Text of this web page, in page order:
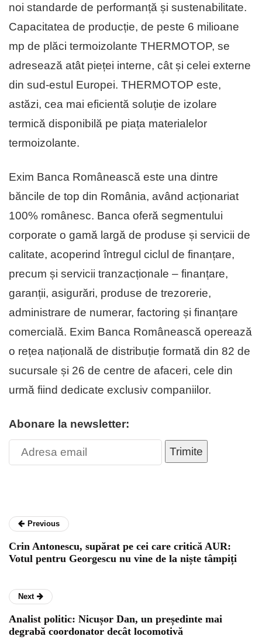
noi standarde de performanță și sustenabilitate.
Capacitatea de producție, de peste 6 milioane
mp de plăci termoizolante THERMOTOP, se
adresează atât pieței interne, cât și celei externe
din sud-estul Europei. THERMOTOP este,
astăzi, cea mai eficientă soluție de izolare
termică disponibilă pe piața materialelor
termoizolante.
Exim Banca Românească este una dintre
băncile de top din România, având acționariat
100% românesc. Banca oferă segmentului
corporate o gamă largă de produse și servicii de
calitate, acoperind întregul ciclul de finanțare,
precum și servicii tranzacționale – finanțare,
garanții, asigurări, produse de trezorerie,
administrare de numerar, factoring și finanțare
comercială. Exim Banca Românească operează
o rețea națională de distribuție formată din 82 de
sucursale și 26 de centre de afaceri, cele din
urmă fiind dedicate exclusiv companiilor.
Abonare la newsletter:
Trimite
Previous
Crin Antonescu, supărat pe cei care critică AUR:
Votul pentru Georgescu nu vine de la niște tâmpiți
Next
Analist politic: Nicușor Dan, un președinte mai
degrabă coordonator decât locomotivă